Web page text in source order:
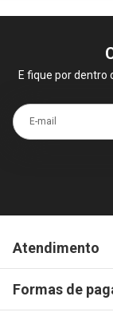
E fique por dentro
E-mail
Atendimento
Formas de